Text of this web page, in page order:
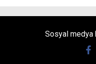
Sosyal medya